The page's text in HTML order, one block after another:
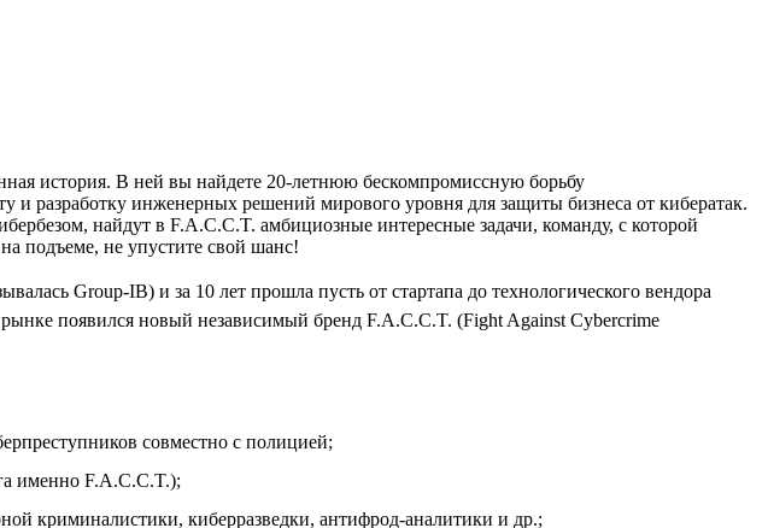
история. В ней вы найдете 20‑летнюю бескомпромиссную борьбу
разработку инженерных решений мирового уровня для защиты бизнеса от кибератак.
найдут в F.A.C.C.T. амбициозные интересные задачи, команду, с которой
подъеме, не упустите свой шанс!
Group-IB) и за 10 лет прошла пусть от стартапа до технологического вендора
появился новый независимый бренд F.A.C.C.T. (Fight Against Cybercrime
совместно с полицией;
именно F.A.C.C.T.);
криминалистики, киберразведки, антифрод-аналитики и др.;